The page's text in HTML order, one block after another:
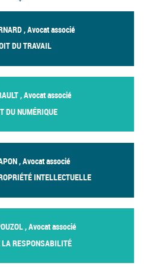
, Avocat associé
DU TRAVAIL
, Avocat associé
DU NUMÉRIQUE
, Avocat associé
INTELLECTUELLE
, Avocat associé
LA RESPONSABILITÉ